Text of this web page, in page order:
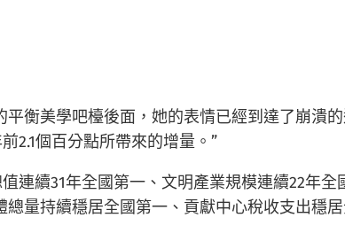
衡美學吧檯後面，她的表情已經到達了崩潰
2.1個百分點所帶來的增量。”
續31年全國第一、文明產業規模連續22年全
量持續穩居全國第一、貢獻中心稅收支出穩